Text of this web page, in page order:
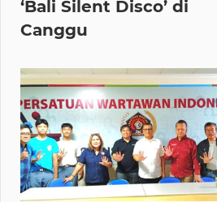
‘Bali Silent Disco’ di
Canggu